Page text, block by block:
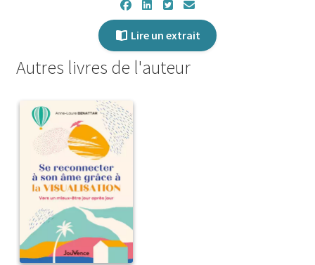
Lire un extrait
Autres livres de l'auteur